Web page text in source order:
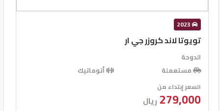
2023
تويوتا لاند كروزر جي ار
الدوحة
مستعملة
أتوماتيك
السعر إبتداء من
279,000 ريال